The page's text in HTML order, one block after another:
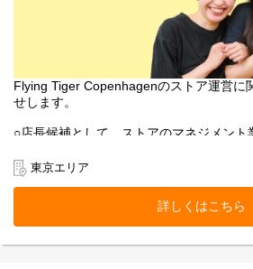
Flying Tiger Copenhagenのストア運営に
せします。
○店長候補として、ストアのマネジメント
○採用/教育全般
○ストア業務管理
-品出し
-ディスプレイ
東京エリア
詳しくはこちら